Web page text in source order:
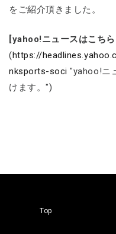
をご紹介頂きました。
[yahoo!ニュースはこち
(https://
nksports-soci "yahoo!ニ
けます。")
Top